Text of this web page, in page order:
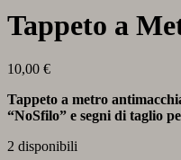
Tappeto a
10,00 €
Tappeto a metro
“NoSfilo” e segni di taglio
2 disponibili